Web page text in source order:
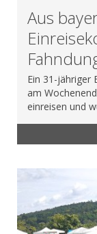
Aus
Ein 31-jähriger
am
einreisen und